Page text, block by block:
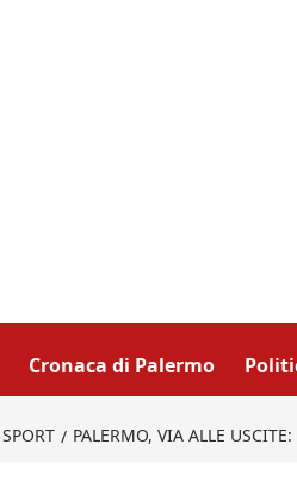
Cronaca di Palermo
SPORT PALERMO, VIA ALLE